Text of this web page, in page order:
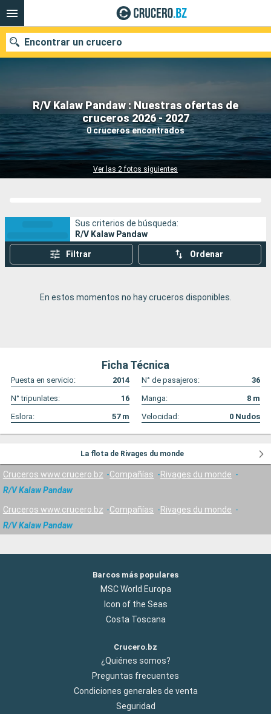
R/V Kalaw Pandaw : Nuestras ofertas de
cruceros 2026 - 2027
0 cruceros encontrados
Ver las 2 fotos siguientes
Encontrar un crucero
Nuestros destinos
Fecha de salida
Sus criterios de búsqueda:
R/V Kalaw Pandaw
Filtrar Ordenar
En estos momentos no hay cruceros disponibles.
Ficha Técnica
Puesta en servicio: 2014 N° de pasajeros:
36
N° tripunlates:
16 Manga: 8 m
Eslora:
57m Velocidad: 0 Nudos
La flota de Rivages du monde
Cruceros www.crucero.bz Compañías
Rivages du monde
R/V Kalaw Pandaw
Cruceros www.crucero.bz Compañías
Rivages du monde
R/V Kalaw Pandaw
Barcos más populares
MSC World Europa
Icon of the Seas
Costa Toscana
Crucero.bz
¿Quiénes somos?
Preguntas frecuentes
Condiciones generales de venta
Seguridad